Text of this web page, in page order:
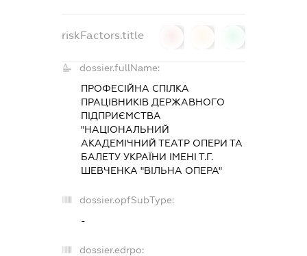
riskFactors.title
dossier.fullName:
ПРОФЕСІЙНА СПІЛКА
ПРАЦІВНИКІВ ДЕРЖАВНОГО
ПІДПРИЄМСТВА
"НАЦІОНАЛЬНИЙ
АКАДЕМІЧНИЙ ТЕАТР ОПЕРИ ТА
БАЛЕТУ УКРАЇНИ ІМЕНІ Т.Г.
ШЕВЧЕНКА "ВІЛЬНА ОПЕРА"
dossier.opfSubType:
-
dossier.edrpo: